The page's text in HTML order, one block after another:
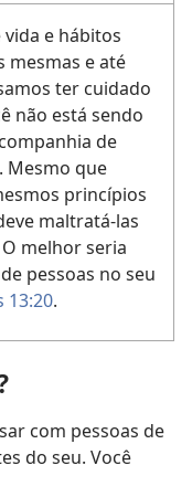
e hábitos
mesmas e até
ter cuidado
não está sendo
de
Mesmo que
princípios
maltratá-las
melhor seria
pessoas no seu
13:20.
com pessoas de
do seu. Você